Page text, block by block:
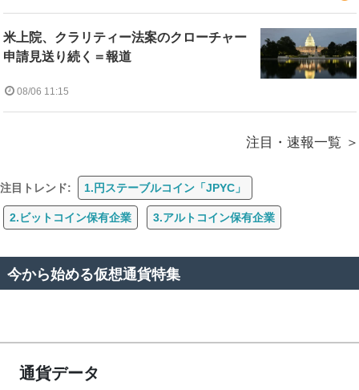
米上院、クラリティー法案のクローチャー
申請見送り続く＝報道
08/06 11:15
注目・速報一覧
注目トレンド: 1.円ステーブルコイン「JPYC」
2.ビットコイン保有企業 3.アルトコイン保有企業
今から始める仮想通貨特集
通貨データ